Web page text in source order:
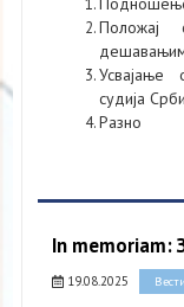
Положај
Усвајање
судија
Разно
In memoriam:
19.08.2025 Вести